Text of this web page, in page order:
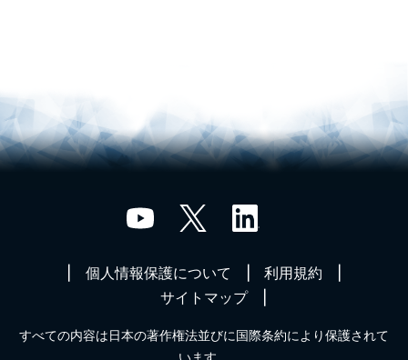
個人情報保護について
利用規約
サイトマップ
すべての内容は日本の著作権法並びに国際条約により保護されて